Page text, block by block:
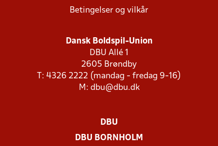
Betingelser og vilkår
Dansk Boldspil-Union
DBU Allé 1
2605 Brøndby
T: 4326 2222 (mandag - fredag 9-16)
M: dbu@dbu.dk
DBU
DBU BORNHOLM